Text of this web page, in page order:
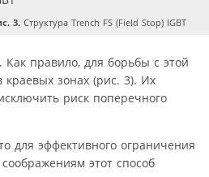
3. Структура Trench FS (Field Stop) IGBT
правило, для борьбы с этой
зонах (рис. 3). Их
риск поперечного
для эффективного ограничения
этот способ